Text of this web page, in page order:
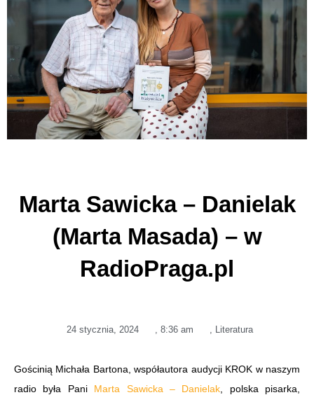
Marta Sawicka – Danielak
(Marta Masada) – w
RadioPraga.pl
24 stycznia, 2024 , 8:36 am , Literatura
Gościnią Michała Bartona, współautora audycji KROK w naszym
radio była Pani
Marta Sawicka – Danielak, polska pisarka,